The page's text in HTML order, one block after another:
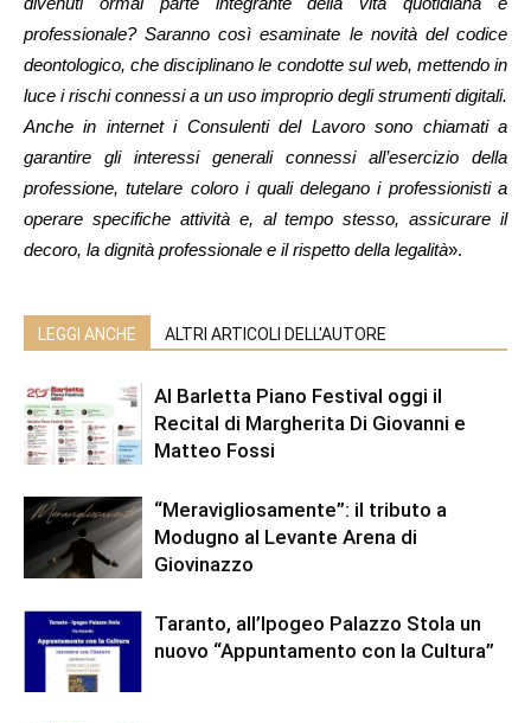
professionale? Saranno così esaminate le novità del codice
deontologico, che disciplinano le condotte sul web, mettendo in
luce i rischi connessi a un uso improprio degli strumenti digitali.
Anche in internet i Consulenti del Lavoro sono chiamati a
garantire gli interessi generali connessi all’esercizio della
professione, tutelare coloro i quali delegano i professionisti a
operare specifiche attività e, al tempo stesso, assicurare il
decoro, la dignità professionale e il rispetto della legalità».
LEGGI ANCHE ALTRI ARTICOLI DELL'AUTORE
Al Barletta Piano Festival oggi il
Recital di Margherita Di Giovanni e
Matteo Fossi
“Meravigliosamente”: il tributo a
Modugno al Levante Arena di
Giovinazzo
Taranto, all’Ipogeo Palazzo Stola un
nuovo “Appuntamento con la Cultura”